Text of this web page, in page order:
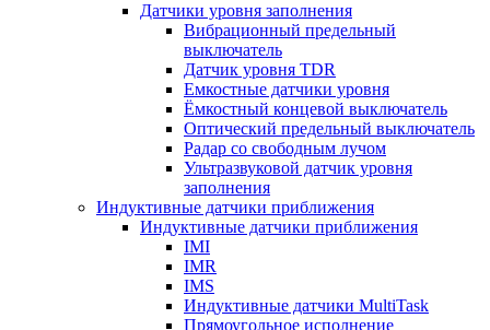
Датчики уровня заполнения
Вибрационный предельный
выключатель
Датчик уровня TDR
Емкостные датчики уровня
Ёмкостный концевой выключатель
Оптический предельный выключатель
Радар со свободным лучом
Ультразвуковой датчик уровня
заполнения
Индуктивные датчики приближения
Индуктивные датчики приближения
IMI
IMR
IMS
Индуктивные датчики MultiTask
Прямоугольное исполнение